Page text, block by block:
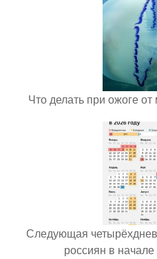
Что делать при ожоге
Следующая
россиян в